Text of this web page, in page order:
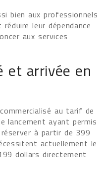
bien aux professionnels
leur dépendance
aux services
et arrivée en
au tarif de
lancement ayant permis
à partir de 399
actuellement le
dollars directement